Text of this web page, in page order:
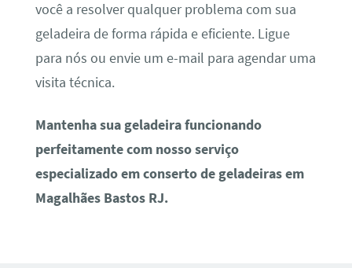
você a resolver qualquer problema com sua
geladeira de forma rápida e eficiente. Ligue
para nós ou envie um e-mail para agendar uma
visita técnica.
Mantenha sua geladeira funcionando
perfeitamente com nosso serviço
especializado em conserto de geladeiras em
Magalhães Bastos RJ.